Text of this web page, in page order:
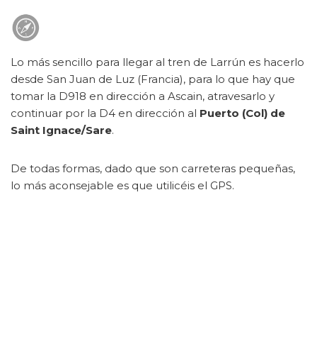
Lo más sencillo para llegar al tren de Larrún es hacerlo
desde San Juan de Luz (Francia), para lo que hay que
tomar la D918 en dirección a Ascain, atravesarlo y
continuar por la D4 en dirección al Puerto (Col) de
Saint Ignace/Sare.
De todas formas, dado que son carreteras pequeñas,
lo más aconsejable es que utilicéis el GPS.